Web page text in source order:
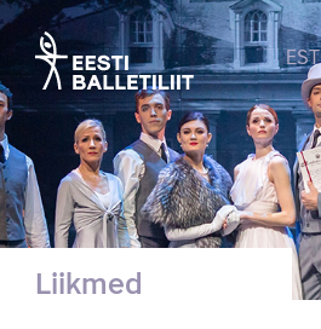
EST
Liikmed